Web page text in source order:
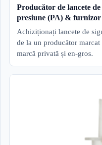
Producător de lancete
presiune (PA) &
Achiziționați lancete de
de la un producător
marcă privată și en-gros.